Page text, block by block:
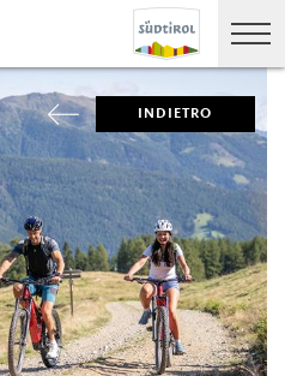
INDIETRO